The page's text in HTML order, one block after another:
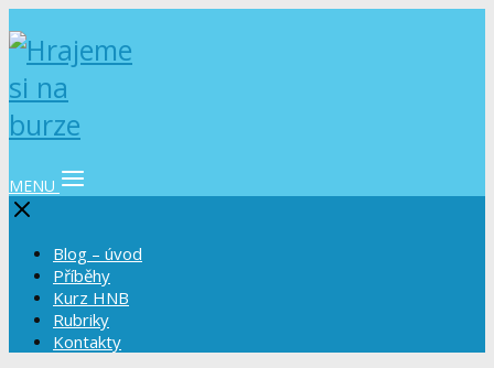
MENU
Blog – úvod
Příběhy
Kurz HNB
Rubriky
Kontakty